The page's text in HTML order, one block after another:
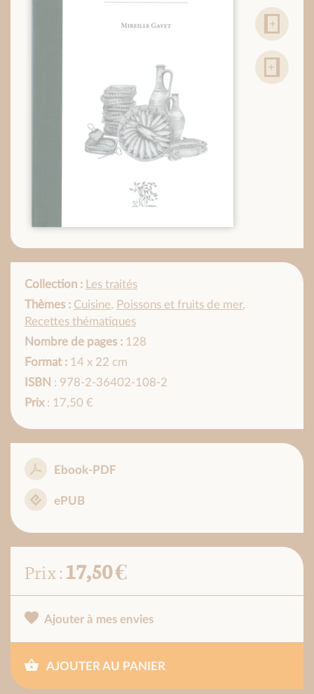
Collection : Les traités
Thèmes : Cuisine, Poissons et fruits de mer,
Recettes thématiques
Nombre de pages : 128
Format : 14 x 22 cm
ISBN : 978-2-36402-108-2
Prix: 17,50 €
Ebook-PDF
ePUB
Prix :17,50 €
Ajouter à mes envies
AJOUTER AU PANIER